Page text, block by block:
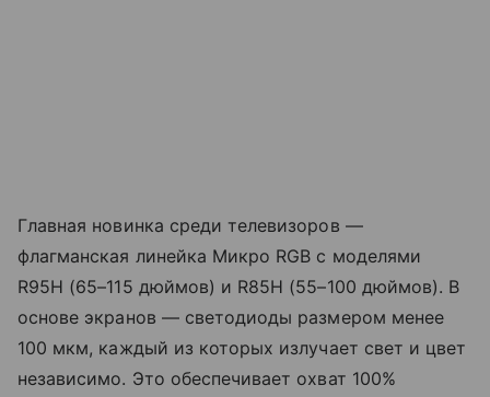
Главная новинка среди телевизоров —
флагманская линейка Микро RGB с моделями
R95H (65–115 дюймов) и R85H (55–100 дюймов). В
основе экранов — светодиоды размером менее
100 мкм, каждый из которых излучает свет и цвет
независимо. Это обеспечивает охват 100%